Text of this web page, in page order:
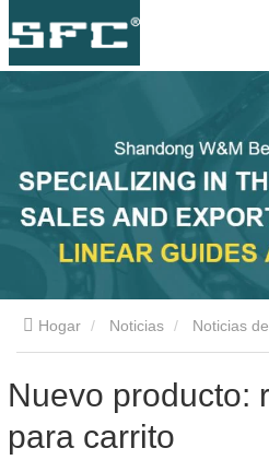
Hogar Noticias Noticias
Nuevo producto:
para carrito